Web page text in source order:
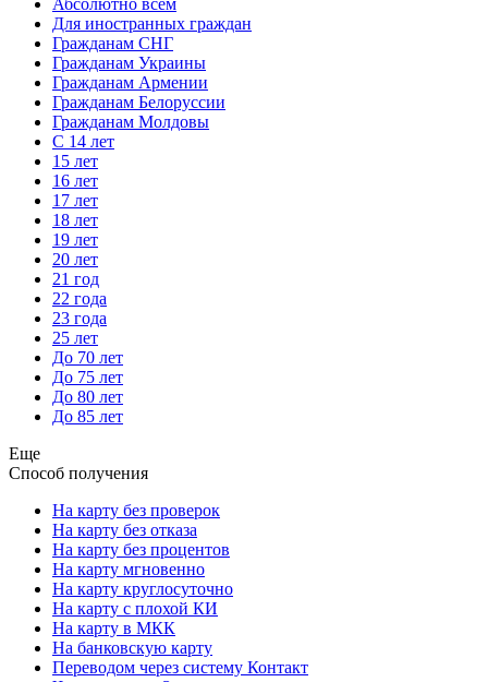
Абсолютно всем
Для иностранных граждан
Гражданам СНГ
Гражданам Украины
Гражданам Армении
Гражданам Белоруссии
Гражданам Молдовы
С 14 лет
15 лет
16 лет
17 лет
18 лет
19 лет
20 лет
21 год
22 года
23 года
25 лет
До 70 лет
До 75 лет
До 80 лет
До 85 лет
Еще
Способ получения
На карту без проверок
На карту без отказа
На карту без процентов
На карту мгновенно
На карту круглосуточно
На карту с плохой КИ
На карту в МКК
На банковскую карту
Переводом через систему Контакт